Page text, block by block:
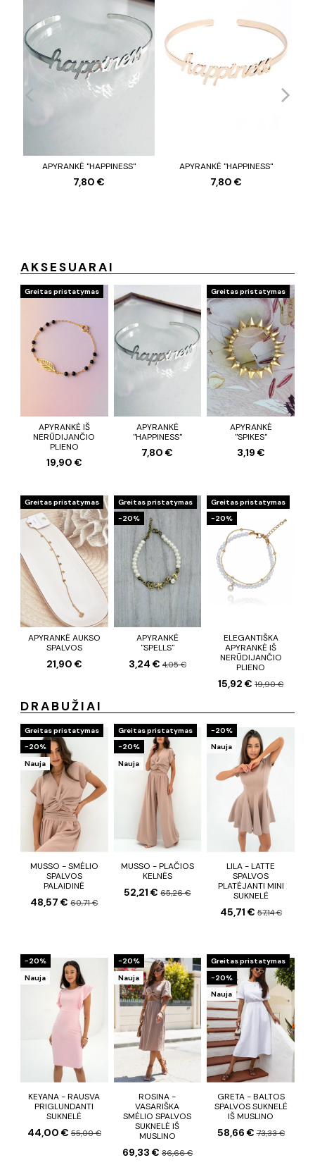
APYRANKĖ "HAPPINESS"
7,80 €
APYRANKĖ "HAPPINESS"
7,80 €
AKSESUARAI
Greitas pristatymas
APYRANKĖ IŠ
NERŪDIJANČIO
PLIENO
19,90 €
APYRANKĖ
"HAPPINESS"
7,80 €
Greitas pristatymas
APYRANKĖ
"SPIKES"
3,19 €
Greitas pristatymas
APYRANKĖ AUKSO
SPALVOS
21,90 €
Greitas pristatymas
−20%
APYRANKĖ
"SPELLS"
3,24 € 4,05 €
Greitas pristatymas
−20%
ELEGANTIŠKA
APYRANKĖ IŠ
NERŪDIJANČIO
PLIENO
15,92 €19,90 €
DRABUŽIAI
Greitas pristatymas
−20%
Nauja
MUSSO - SMĖLIO
SPALVOS
PALAIDINĖ
48,57 €60,71 €
Greitas pristatymas
−20%
Nauja
MUSSO - PLAČIOS
KELNĖS
52,21 €65,26 €
−20%
Nauja
LILA - LATTE
SPALVOS
PLATĖJANTI MINI
SUKNELĖ
45,71 €57,14 €
−20%
Nauja
KEYANA - RAUSVA
PRIGLUNDANTI
SUKNELĖ
44,00 €55,00 €
−20%
Nauja
ROSINA -
VASARIŠKA
SMĖLIO SPALVOS
SUKNELĖ IŠ
MUSLINO
69,33 € 86,66 €
Greitas pristatymas
−20%
Nauja
GRETA - BALTOS
SPALVOS SUKNELĖ
IŠ MUSLINO
58,66 €73,33 €